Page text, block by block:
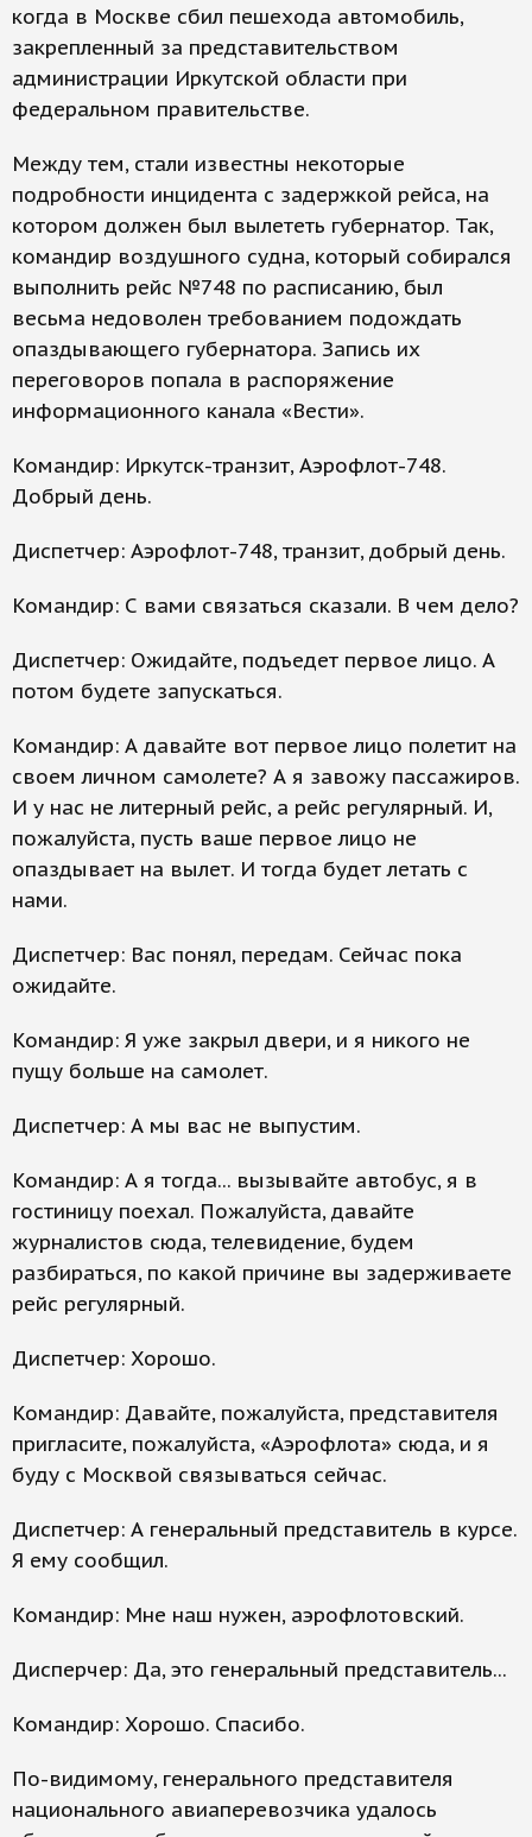
когда в Москве сбил пешехода автомобиль,
закрепленный за представительством
администрации Иркутской области при
федеральном правительстве.
Между тем, стали известны некоторые
подробности инцидента с задержкой рейса, на
котором должен был вылететь губернатор. Так,
командир воздушного судна, который собирался
выполнить рейс №748 по расписанию, был
весьма недоволен требованием подождать
опаздывающего губернатора. Запись их
переговоров попала в распоряжение
информационного канала «Вести».
Командир: Иркутск-транзит, Аэрофлот-748.
Добрый день.
Диспетчер: Аэрофлот-748, транзит, добрый день.
Командир: С вами связаться сказали. В чем дело?
Диспетчер: Ожидайте, подъедет первое лицо. А
потом будете запускаться.
Командир: А давайте вот первое лицо полетит на
своем личном самолете? А я завожу пассажиров.
И у нас не литерный рейс, а рейс регулярный. И,
пожалуйста, пусть ваше первое лицо не
опаздывает на вылет. И тогда будет летать с
нами.
Диспетчер: Вас понял, передам. Сейчас пока
ожидайте.
Командир: Я уже закрыл двери, и я никого не
пущу больше на самолет.
Диспетчер: А мы вас не выпустим.
Командир: А я тогда... вызывайте автобус, я в
гостиницу поехал. Пожалуйста, давайте
журналистов сюда, телевидение, будем
разбираться, по какой причине вы задерживаете
рейс регулярный.
Диспетчер: Хорошо.
Командир: Давайте, пожалуйста, представителя
пригласите, пожалуйста, «Аэрофлота» сюда, и я
буду с Москвой связываться сейчас.
Диспетчер: А генеральный представитель в курсе.
Я ему сообщил.
Командир: Мне наш нужен, аэрофлотовский.
Дисперчер: Да, это генеральный представитель...
Командир: Хорошо. Спасибо.
По-видимому, генерального представителя
национального авиаперевозчика удалось